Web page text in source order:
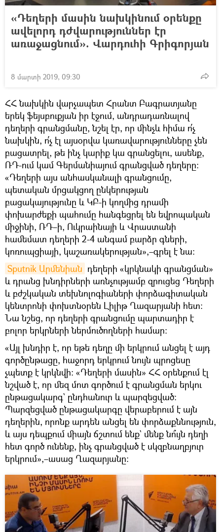
«Դեղերի մասին նախկինում օրենքը
ավելորդ դժվարություններ էր
առաջացնում». Վարդուհի Գրիգորյան
8 մարտի 2019, 09:30
ՀՀ նախկին վարչապետ Հրանտ Բագրատյանը
երեկ ֆեյսբուքյան իր էջում, անդրադառնալով
դեղերի գրանցմանը, նշել էր, որ մինչև հիմա ո՛չ
նախկին, ո՛չ էլ այսօրվա կառավարությունները չեն
բացատրել, թե ինչ կարիք կա գրանցելու, ասենք,
ՌԴ-ում կամ Գերմանիայում գրանցված դեղերը։
«Դեղերի այս անհասկանալի գրանցումը,
պետական մրցակցող ընկերության
բացակայությունը և ԿԲ-ի կողմից դրամի
փոխարժեքի պահումը հանգեցրել են եվրոպական
միջինի, ՌԴ–ի, Ուկրաինայի և Վրաստանի
համեմատ դեղերի 2-4 անգամ բարձր գների,
կոռուպցիայի, կաշառակերության»,–գրել է նա։
Sputnik Արմենիան դեղերի «կրկնակի գրանցման»
և դրանց խնդիրների առնչությամբ զրուցեց Դեղերի
և բժշկական տեխնոլոգիաների փորձագիտական
կենտրոնի փոխտնօրեն Լիլիթ Ղազարյանի հետ։
Նա նշեց, որ դեղերի գրանցումը պարտադիր է
բոլոր երկրների ներմուծողների համար։
«Այլ խնդիր է, որ եթե դեղը մի երկրում անցել է այդ
գործընթացը, հաջորդ երկրում նույն պրոցեսը
չպետք է կրկնվի։ «Դեղերի մասին» ՀՀ օրենքում էլ
նշված է, որ մեզ մոտ գործում է գրանցման երկու
ընթացակարգ` ընդհանուր և պարզեցված։
Պարզեցված ընթացակարգը վերաբերում է այն
դեղերին, որոնք արդեն անցել են փորձաքննություն,
և այս դեպքում միայն ճշտում ենք` մենք նո՞ւյն դեղի
հետ գործ ունենք, ինչ գրանցված է սկզբնաղբյուր
երկրում»,–ասաց Ղազարյանը։